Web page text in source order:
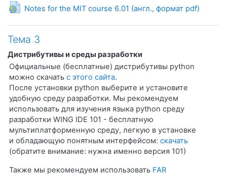
Notes for the MIT course 6.01 (англ., формат pdf)
Тема 3
Дистрибутивы и среды разработки
Официальные (бесплатные) дистрибутивы python
можно скачать с этого сайта.
После установки python выберите и установите
удобную среду разработки. Мы рекомендуем
использовать для изучения языка python среду
разработки WING IDE 101 - бесплатную
мультиплатформенную среду, легкую в установке
и обладающую понятным интерфейсом: скачать
(обратите внимание: нужна именно версия 101)
Также мы рекомендуем использовать FAR